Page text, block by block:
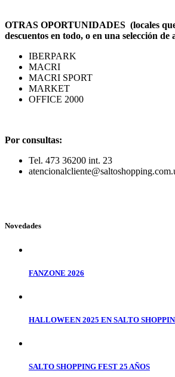
OTRAS OPORTUNIDADES (locales
descuentos en todo, o en una selección de
IBERPARK
MACRI
MACRI SPORT
MARKET
OFFICE 2000
Por consultas:
Tel. 473 36200 int. 23
Novedades
FANZONE 2026
HALLOWEEN 2025 EN SALTO
SALTO SHOPPING FEST 25 AÑOS